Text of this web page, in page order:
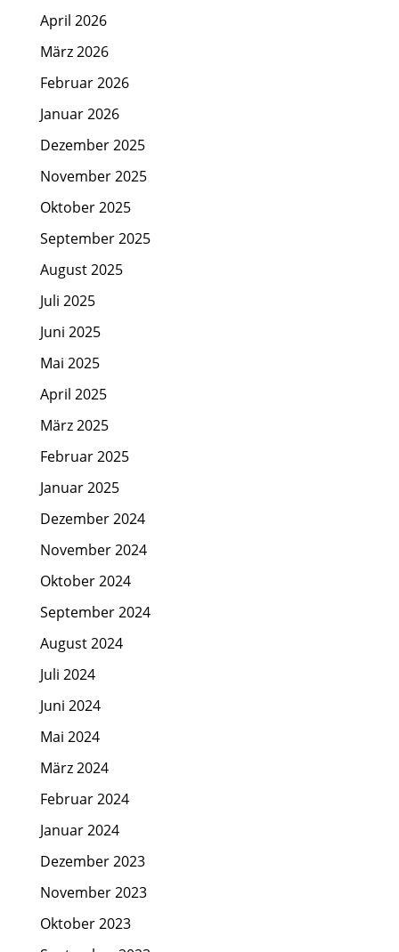
April 2026
März 2026
Februar 2026
Januar 2026
Dezember 2025
November 2025
Oktober 2025
September 2025
August 2025
Juli 2025
Juni 2025
Mai 2025
April 2025
März 2025
Februar 2025
Januar 2025
Dezember 2024
November 2024
Oktober 2024
September 2024
August 2024
Juli 2024
Juni 2024
Mai 2024
März 2024
Februar 2024
Januar 2024
Dezember 2023
November 2023
Oktober 2023